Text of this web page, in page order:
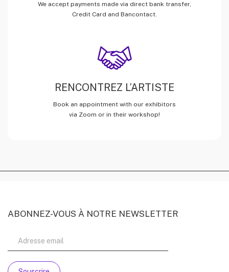
We accept payments made via direct bank transfer,
Credit Card and Bancontact.
RENCONTREZ L’ARTISTE
Book an appointment with our exhibitors
via Zoom or in their workshop!
ABONNEZ-VOUS À NOTRE NEWSLETTER